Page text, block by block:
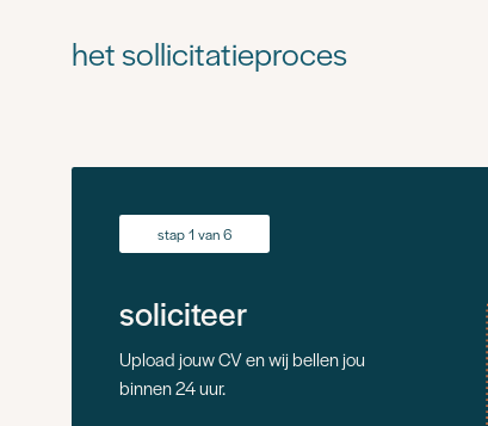
het sollicitatieproces
stap 1 van 6
soliciteer
Upload jouw CV en wij bellen jou
binnen 24 uur.